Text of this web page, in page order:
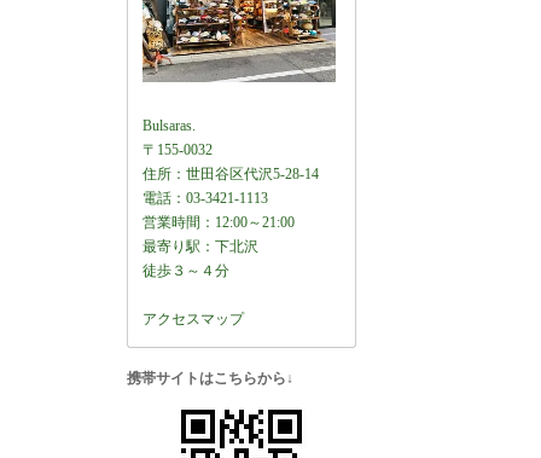
Bulsaras.
〒155-0032
住所：世田谷区代沢5-28-14
電話：03-3421-1113
営業時間：12:00～21:00
最寄り駅：下北沢
徒歩３～４分
アクセスマップ
携帯サイトはこちらから↓